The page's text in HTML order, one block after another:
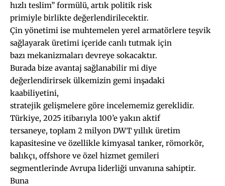
hızlı teslim” formülü, artık politik risk
primiyle birlikte değerlendirilecektir.
Çin yönetimi ise muhtemelen yerel armatörlere teşvik
sağlayarak üretimi içeride canlı tutmak için
bazı mekanizmaları devreye sokacaktır.
Burada bize avantaj sağlanabilir mi diye
değerlendirirsek ülkemizin gemi inşadaki
kaabiliyetini,
stratejik gelişmelere göre incelememiz gereklidir.
Türkiye, 2025 itibarıyla 100’e yakın aktif
tersaneye, toplam 2 milyon DWT yıllık üretim
kapasitesine ve özellikle kimyasal tanker, römorkör,
balıkçı, offshore ve özel hizmet gemileri
segmentlerinde Avrupa liderliği unvanına sahiptir.
Buna